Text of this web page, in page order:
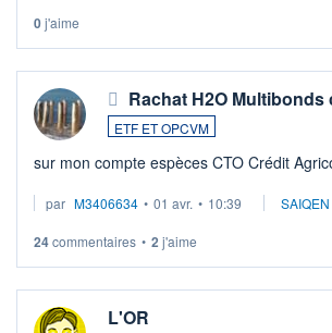
0j'aime
Rachat H2O
ETF ET OPCVM
sur mon compte espèces CTO Crédit
par M3406634 • 01 avr. • 10:39 SAIQEN
24commentaires • 2 j'aime
L'OR